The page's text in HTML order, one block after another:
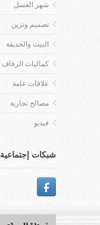
شهر العسل
تصميم وتزين
البيت والحديقة
كماليات الزفاف
علاقات عامة
مصالح تجارية
فيديو
شبكات إجتماعية